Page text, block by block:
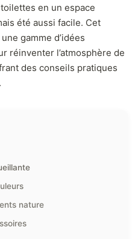
en un espace
été aussi facile. Cet
gamme d’idées
réinventer l’atmosphère de
des conseils pratiques
nature